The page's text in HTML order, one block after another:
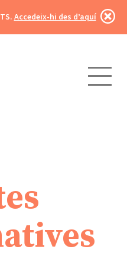
Accedeix-hi des d’aquí